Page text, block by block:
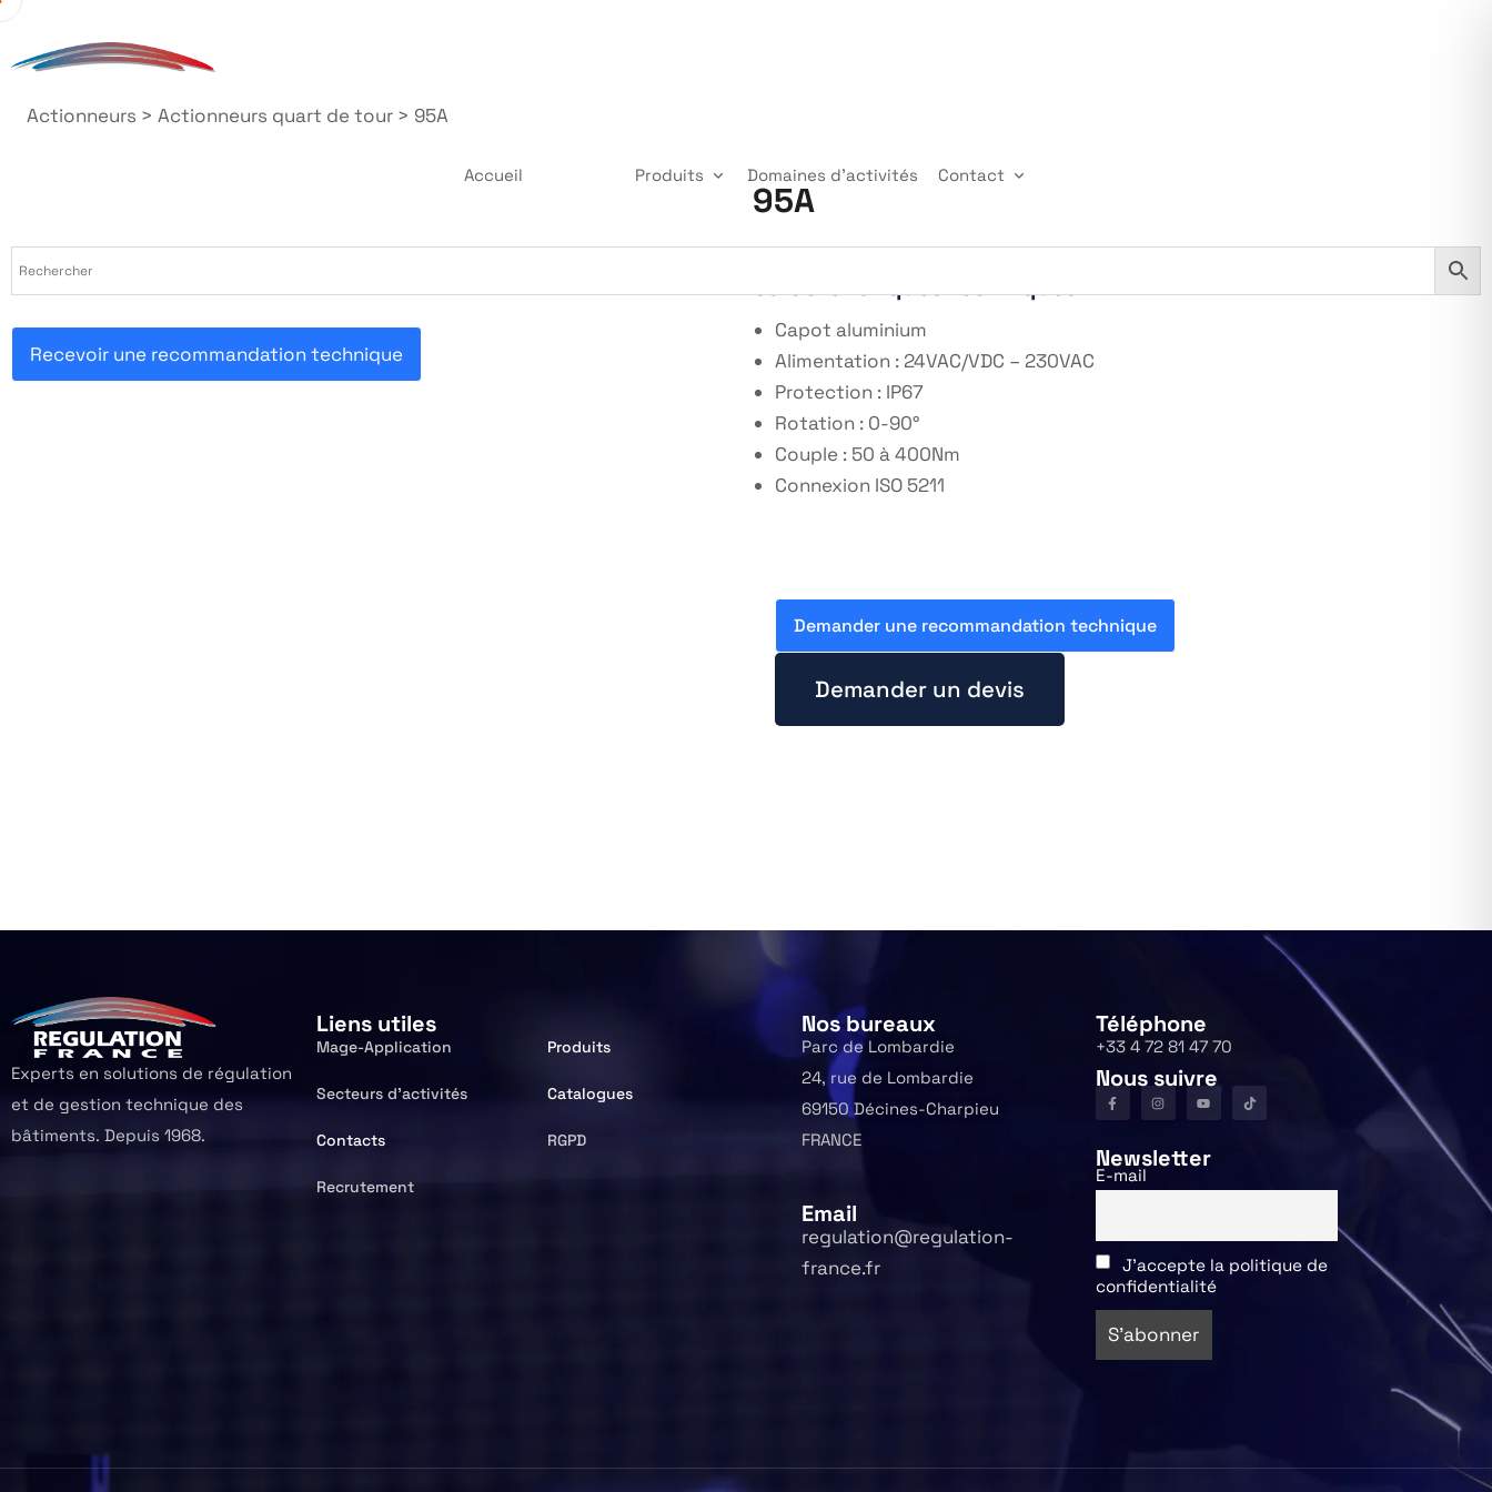
Accueil Produits Domaines d’activités Contact
Recevoir une recommandation technique
Actionneurs > Actionneurs quart de tour> 95A
95A
Caractéristiques techniques
Capot aluminium
Alimentation : 24VAC/VDC – 230VAC
Protection : IP67
Rotation : 0-90°
Couple : 50 à 400Nm
Connexion ISO 5211
Demander une recommandation technique
Demander un devis
Experts en solutions de régulation
et de gestion technique des
bâtiments. Depuis 1968.
Liens utiles
Mage-Application Produits
Secteurs d’activités Catalogues
Contacts RGPD
Recrutement
Nos bureaux
Parc de Lombardie
24, rue de Lombardie
69150 Décines-Charpieu
FRANCE
Email
regulation@regulation-
france.fr
Téléphone
+33 4 72 81 47 70
Nous suivre
Newsletter
E-mail
J'accepte la politique de
confidentialité